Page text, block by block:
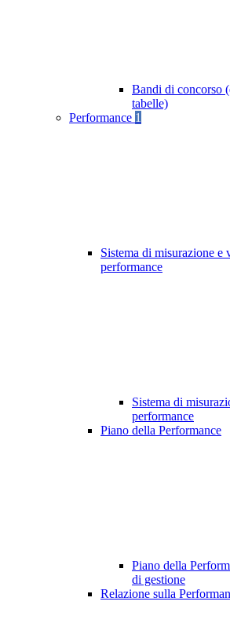
Bandi di concorso
tabelle)
Performance 1
Sistema di misurazione e
performance
Sistema di
performance
Piano della Performance
Piano della
di gestione
Relazione sulla